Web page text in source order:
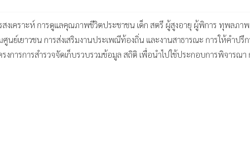
คราะห์ การดูแลคุณภาพชีวิตประชาชน เด็ก สตรี ผู้สูงอายุ ผู้พิการ ทุพลภาพ
เยาวชน การส่งเสริมงานประเพณีท้องถิ่น และงานสาธารณะ การให้คำปรึ
ครงการการสำรวจจัดเก็บรวบรวมข้อมูล สถิติ เพื่อนำไปใช้ประกอบการพิจา